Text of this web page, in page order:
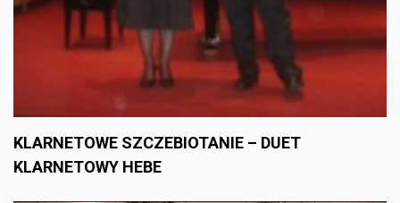
KLARNETOWE SZCZEBIOTANIE – DUET
KLARNETOWY HEBE